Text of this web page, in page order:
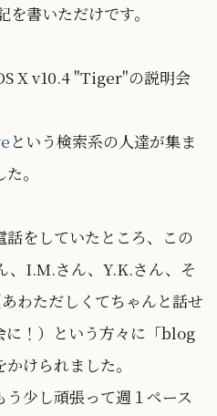
書いただけです。
X v10.4 "Tiger"の説明会
という検索系の人達が集ま
。
をしていたところ、この
、I.M.さん、Y.K.さん、そ
わただしくてちゃんと話せ
に！）という方々に「blog
けられました。
少し頑張って週１ペース